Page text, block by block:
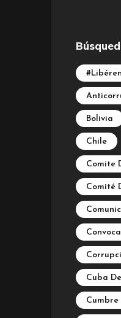
Bolivia
Chile
Comite
Comité
Cuba
Cumbre